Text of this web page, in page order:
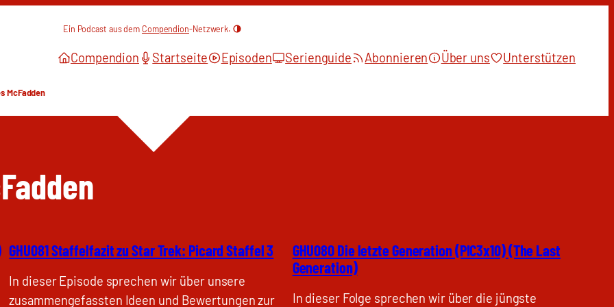
Ein Podcast aus dem Compendion-Netzwerk.
Compendion Startseite Episoden Serienguide Abonnieren Über uns Unterstützen
McFadden
GHU081 Staffelfazit zu Star Trek: Picard Staffel 3
In dieser Episode sprechen wir über unsere
zusammengefassten Ideen und Bewertungen zur
GHU080 Die letzte Generation (PIC3x10) (The Last
Generation)
In dieser Folge sprechen wir über die jüngste